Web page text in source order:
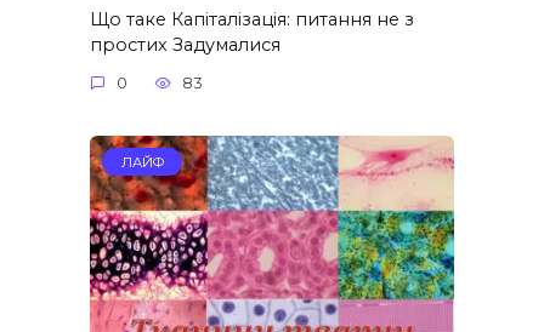
Що таке Капіталізація: питання не з
простих Задумалися
0 83
ЛАЙФ